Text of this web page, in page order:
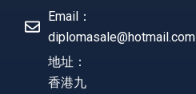
Email：
diplomasale@hotmail.com
地址：
香港九